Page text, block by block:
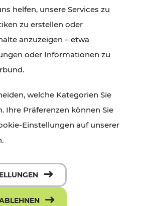
helfen, unsere Services zu
zu erstellen oder
anzuzeigen – etwa
oder Informationen zu
welche Kategorien Sie
Ihre Präferenzen können Sie
Einstellungen auf unserer